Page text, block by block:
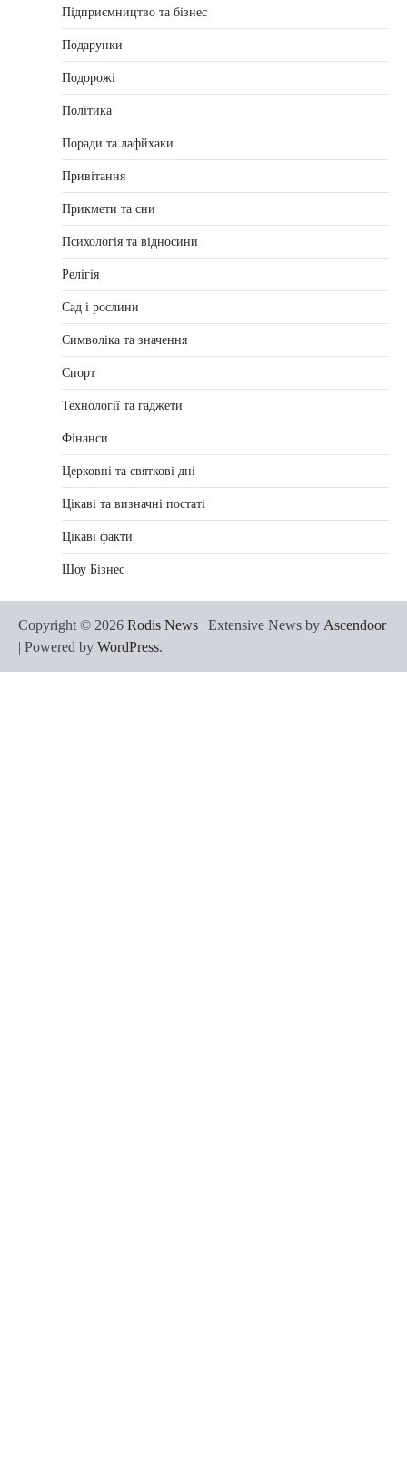
Підприємництво та бізнес
Подарунки
Подорожі
Політика
Поради та лафйхаки
Привітання
Прикмети та сни
Психологія та відносини
Релігія
Сад і рослини
Символіка та значення
Спорт
Технології та гаджети
Фінанси
Церковні та святкові дні
Цікаві та визначні постаті
Цікаві факти
Шоу Бізнес
Copyright © 2026 Rodis News | Extensive News by Ascendoor
| Powered by WordPress.